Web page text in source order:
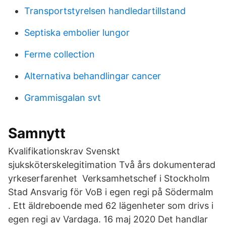
Transportstyrelsen handledartillstand
Septiska embolier lungor
Ferme collection
Alternativa behandlingar cancer
Grammisgalan svt
Samnytt
Kvalifikationskrav Svenskt
sjuksköterskelegitimation Två års dokumenterad
yrkeserfarenhet Verksamhetschef i Stockholm
Stad Ansvarig för VoB i egen regi på Södermalm
. Ett äldreboende med 62 lägenheter som drivs i
egen regi av Vardaga. 16 maj 2020 Det handlar